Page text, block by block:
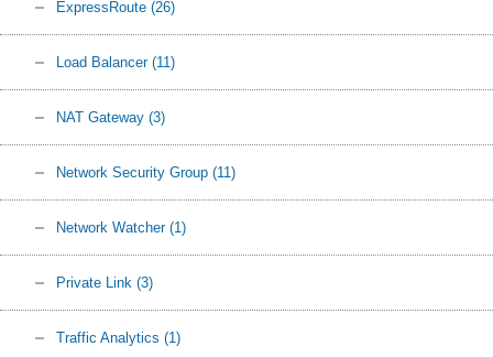
ExpressRoute (26)
Load Balancer (11)
NAT Gateway (3)
Network Security Group (11)
Network Watcher (1)
Private Link (3)
Traffic Analytics (1)